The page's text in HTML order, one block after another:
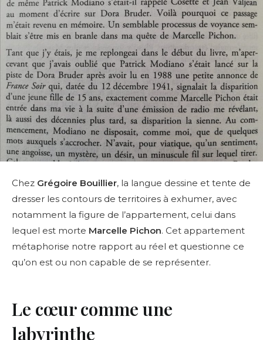
Chez Grégoire Bouillier, la langue dessine et tente de
dresser les contours de territoires à exhumer, avec
notamment la figure de l’appartement, celui dans
lequel est morte Marcelle Pichon. Cet appartement
métaphorise notre rapport au réel et questionne ce
qu’on est ou non capable de se représenter.
Le cœur comme une
labyrinthe